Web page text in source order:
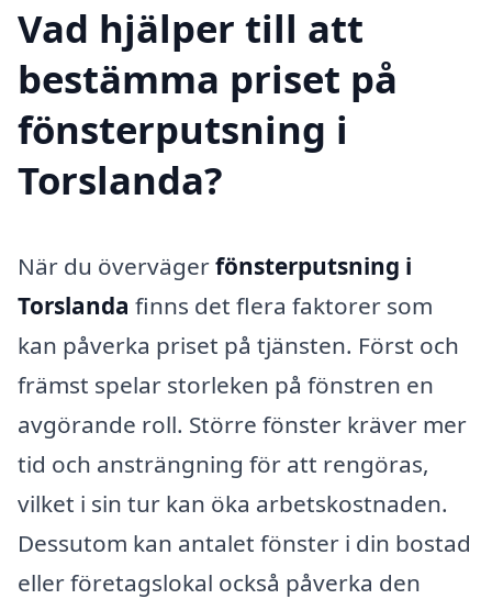
Vad hjälper till att
bestämma priset på
fönsterputsning i
Torslanda?
När du övervägerfönsterputsning i
Torslanda finns det flera faktorer som
kan påverka priset på tjänsten. Först och
främst spelar storleken på fönstren en
avgörande roll. Större fönster kräver mer
tid och ansträngning för att rengöras,
vilket i sin tur kan öka arbetskostnaden.
Dessutom kan antalet fönster i din bostad
eller företagslokal också påverka den